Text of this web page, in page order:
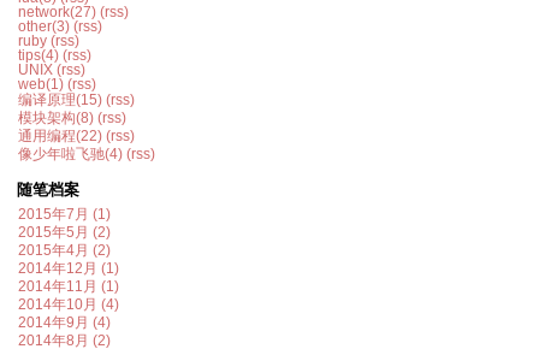
network(27) (rss)
other(3) (rss)
ruby (rss)
tips(4) (rss)
UNIX (rss)
web(1) (rss)
编译原理(15) (rss)
模块架构(8) (rss)
通用编程(22) (rss)
像少年啦飞驰(4) (rss)
随笔档案
2015年7月 (1)
2015年5月 (2)
2015年4月 (2)
2014年12月 (1)
2014年11月 (1)
2014年10月 (4)
2014年9月 (4)
2014年8月 (2)